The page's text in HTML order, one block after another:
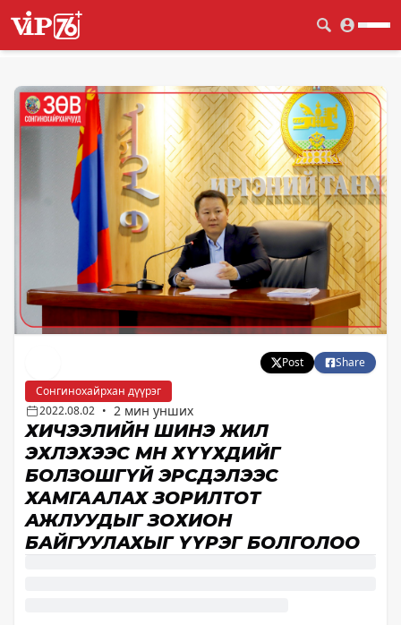
Post
Share
Сонгинохайрхан дүүрэг
2022.08.02 • 2 мин унших
ХИЧЭЭЛИЙН ШИНЭ ЖИЛ
ЭХЛЭХЭЭС ӨМНӨ ХҮҮХДИЙГ
БОЛЗОШГҮЙ ЭРСДЭЛЭЭС
ХАМГААЛАХ ЗОРИЛТОТ
АЖЛУУДЫГ ЗОХИОН
БАЙГУУЛАХЫГ ҮҮРЭГ БОЛГОЛОО